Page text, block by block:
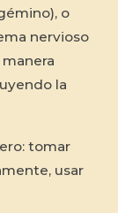
o
nervioso
la
tomar
usar